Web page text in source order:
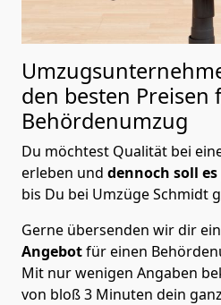
den besten Preisen
Behördenumzug
Du möchtest Qualität bei
erleben und dennoch soll
bis Du bei Umzüge Schmidt
Gerne übersenden wir dir ein
Angebotfür einen
Mit nur wenigen Angaben
von bloß 3 Minuten dein